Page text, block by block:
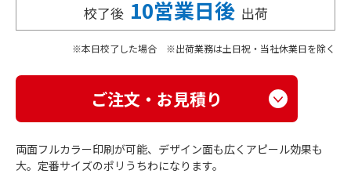
校了後 10営業日後 出荷
本日校了した場合 ※出荷業務は土日祝・当社休業日を除く
ご注文・お見積り
両面フルカラー印刷が可能、デザイン面も広くアピール効果も
大。定番サイズのポリうちわになります。